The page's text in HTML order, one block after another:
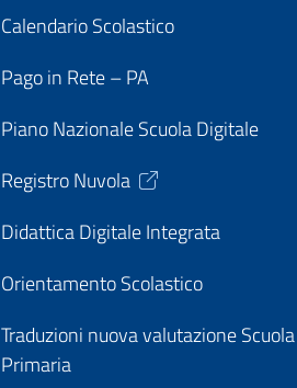
Calendario Scolastico
Pago in Rete – PA
Piano Nazionale Scuola Digitale
Registro Nuvola
Didattica Digitale Integrata
Orientamento Scolastico
Traduzioni nuova valutazione Scuola
Primaria